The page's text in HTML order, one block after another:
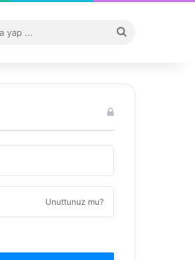
...
Unuttunuz mu?